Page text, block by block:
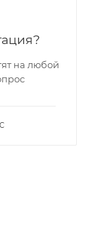
на любой